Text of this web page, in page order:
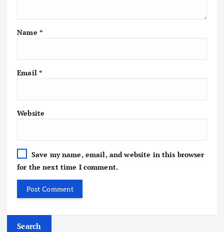
Name *
Email *
Website
Save my name, email, and website in this browser
for the next time I comment.
Search